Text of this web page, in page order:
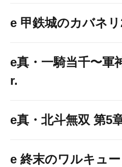
e 甲鉄城のカバネ
e真・一騎当千〜軍
r.
e真・北斗無双 第5
e 終末のワルキュ